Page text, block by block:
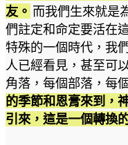
友。 而我們生來就是
們註定和命定要活在
特殊的一個時代，我
人已經看見，甚至可
角落，每個部落，每
的季節和恩膏來到，
引來，這是一個轉換